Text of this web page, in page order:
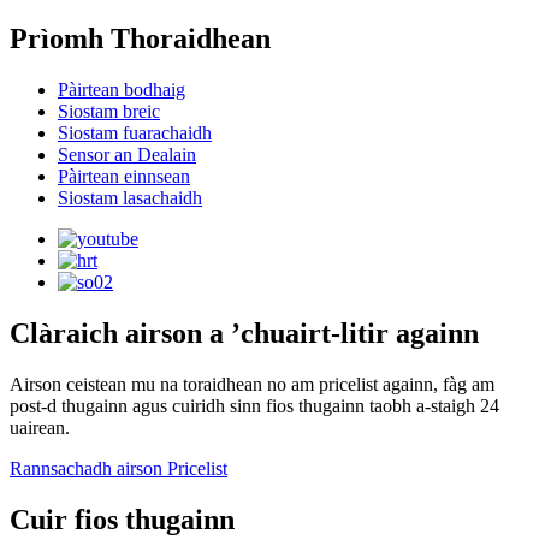
Prìomh Thoraidhean
Pàirtean bodhaig
Siostam breic
Siostam fuarachaidh
Sensor an Dealain
Pàirtean einnsean
Siostam lasachaidh
Clàraich airson a ’chuairt-litir againn
Airson ceistean mu na toraidhean no am pricelist againn, fàg am
post-d thugainn agus cuiridh sinn fios thugainn taobh a-staigh 24
uairean.
Rannsachadh airson Pricelist
Cuir fios thugainn